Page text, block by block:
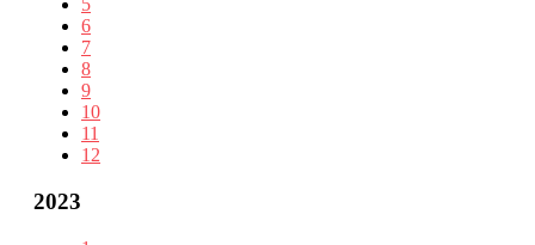
5
6
7
8
9
10
11
12
2023